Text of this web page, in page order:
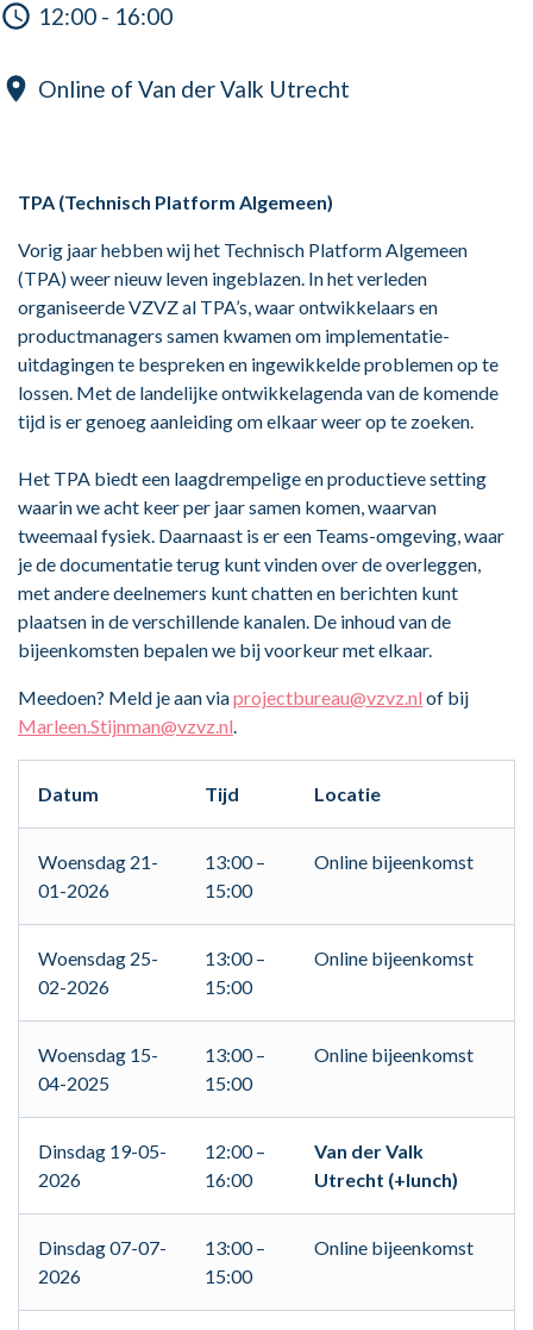
12:00 - 16:00
Online of Van der Valk Utrecht
TPA (Technisch Platform Algemeen)
Vorig jaar hebben wij het Technisch Platform Algemeen
(TPA) weer nieuw leven ingeblazen. In het verleden
organiseerde VZVZ al TPA’s, waar ontwikkelaars en
productmanagers samen kwamen om implementatie-
uitdagingen te bespreken en ingewikkelde problemen op te
lossen. Met de landelijke ontwikkelagenda van de komende
tijd is er genoeg aanleiding om elkaar weer op te zoeken.
Het TPA biedt een laagdrempelige en productieve setting
waarin we acht keer per jaar samen komen, waarvan
tweemaal fysiek. Daarnaast is er een Teams-omgeving, waar
je de documentatie terug kunt vinden over de overleggen,
met andere deelnemers kunt chatten en berichten kunt
plaatsen in de verschillende kanalen. De inhoud van de
bijeenkomsten bepalen we bij voorkeur met elkaar.
Meedoen? Meld je aan viaprojectbureau@vzvz.nl of bij
Marleen.Stijnman@vzvz.nl
Datum Tijd Locatie
Woensdag 21-
01-2026
13:00 –
15:00
Online bijeenkomst
Woensdag 25-
02-2026
13:00 –
15:00
Online bijeenkomst
Woensdag 15-
04-2025
13:00 –
15:00
Online bijeenkomst
Dinsdag 19-05-
2026
12:00 –
16:00
Van der Valk
Utrecht (+lunch)
Dinsdag 07-07-
2026
13:00 –
15:00
Online bijeenkomst